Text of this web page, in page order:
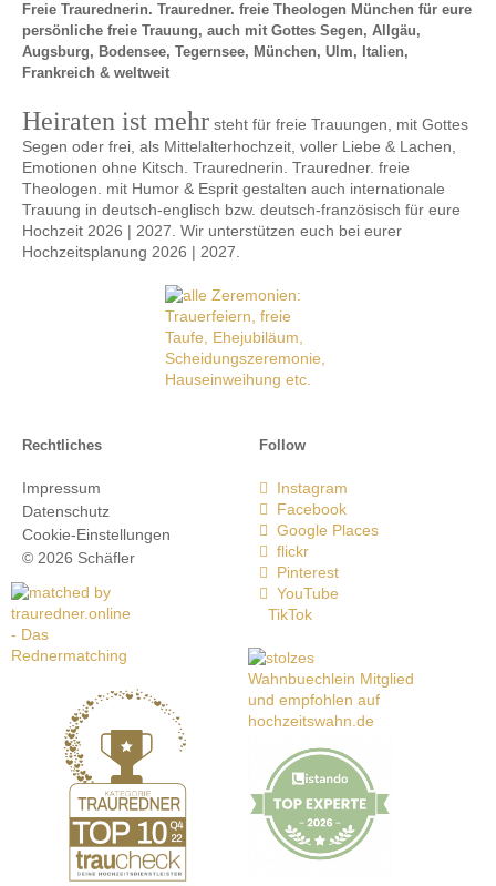
Rechtliches
Impressum
Datenschutz
Cookie-Einstellungen
© 2026 Schäfler
Freie Traurednerin. Trauredner. freie Theologen München für eure
persönliche freie Trauung, auch mit Gottes Segen, Allgäu,
Augsburg, Bodensee, Tegernsee, München, Ulm, Italien,
Frankreich & weltweit
Heiraten ist mehr steht für freie Trauungen, mit Gottes
Segen oder frei, als Mittelalterhochzeit, voller Liebe & Lachen,
Emotionen ohne Kitsch. Traurednerin. Trauredner. freie
Theologen. mit Humor & Esprit gestalten auch internationale
Trauung in deutsch-englisch bzw. deutsch-französisch für eure
Hochzeit 2026 | 2027. Wir unterstützen euch bei eurer
Hochzeitsplanung 2026 | 2027.
Follow
Instagram
Facebook
Google Places
flickr
Pinterest
YouTube
TikTok